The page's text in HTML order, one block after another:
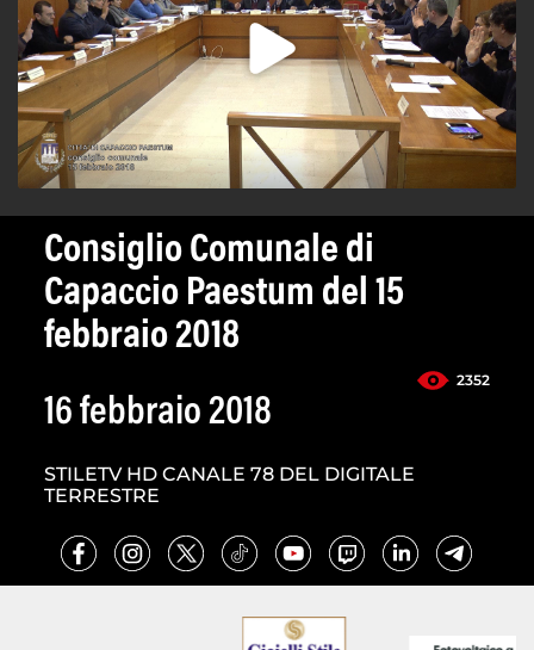
Consiglio Comunale di
Capaccio Paestum del 15
febbraio 2018
2352
16 febbraio 2018
STILETV HD CANALE 78 DEL DIGITALE
TERRESTRE